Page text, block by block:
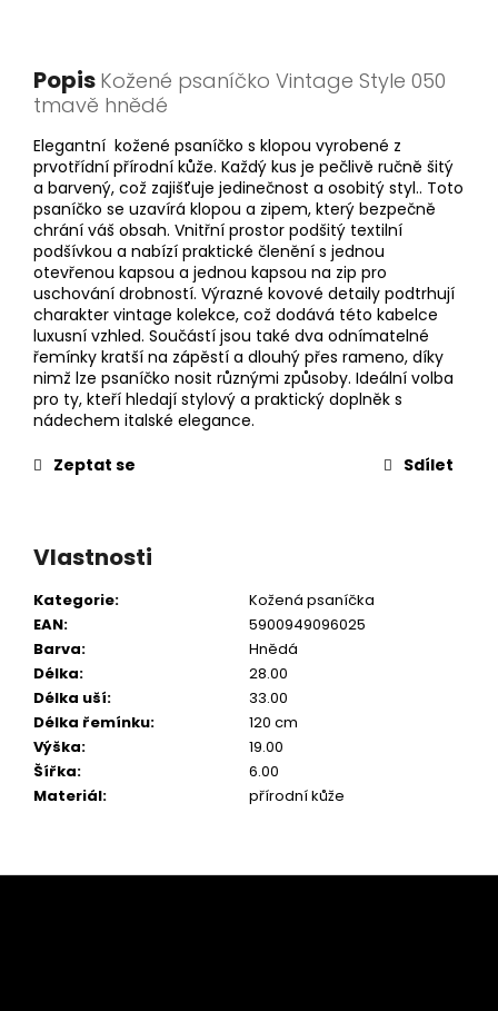
Popis Kožené psaníčko Vintage Style 050
tmavě hnědé
Elegantní kožené psaníčko s klopou vyrobené z
prvotřídní přírodní kůže. Každý kus je pečlivě ručně šitý
a barvený, což zajišťuje jedinečnost a osobitý styl.. Toto
psaníčko se uzavírá klopou a zipem, který bezpečně
chrání váš obsah. Vnitřní prostor podšitý textilní
podšívkou a nabízí praktické členění s jednou
otevřenou kapsou a jednou kapsou na zip pro
uschování drobností. Výrazné kovové detaily podtrhují
charakter vintage kolekce, což dodává této kabelce
luxusní vzhled. Součástí jsou také dva odnímatelné
řemínky kratší na zápěstí a dlouhý přes rameno, díky
nimž lze psaníčko nosit různými způsoby. Ideální volba
pro ty, kteří hledají stylový a praktický doplněk s
nádechem italské elegance.
Zeptat se
Sdílet
Vlastnosti
Kategorie:
Kožená psaníčka
EAN:
5900949096025
Barva:
Hnědá
Délka:
28.00
Délka uší:
33.00
Délka řemínku:
120 cm
Výška:
19.00
Šířka:
6.00
Materiál: přírodní kůže
Z